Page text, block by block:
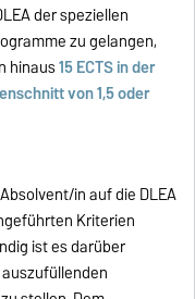
der speziellen
zu gelangen,
hinaus15 ECTS in der
von 1,5 oder
in auf die DLEA
Kriterien
ist es darüber